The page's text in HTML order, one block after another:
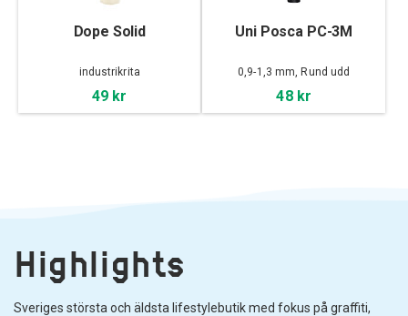
Dope Solid
industrikrita
49 kr
Uni Posca PC-3M
0,9-1,3 mm, Rund udd
48 kr
Highlights
Sveriges största och äldsta lifestylebutik med fokus på graffiti,